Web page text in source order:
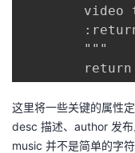
video
:return:
"""
return
这里将一些关键的属性
desc 描述、author 发
music 并不是简单的字